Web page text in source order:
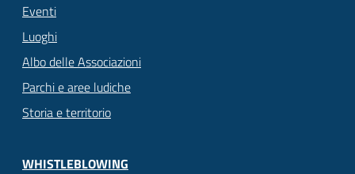
Eventi
Luoghi
Albo delle Associazioni
Parchi e aree ludiche
Storia e territorio
WHISTLEBLOWING